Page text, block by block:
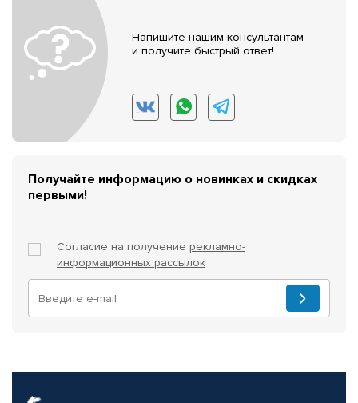
Напишите нашим консультантам
и получите быстрый ответ!
Получайте информацию о новинках и скидках
первыми!
Согласие на получение рекламно-
информационных рассылок